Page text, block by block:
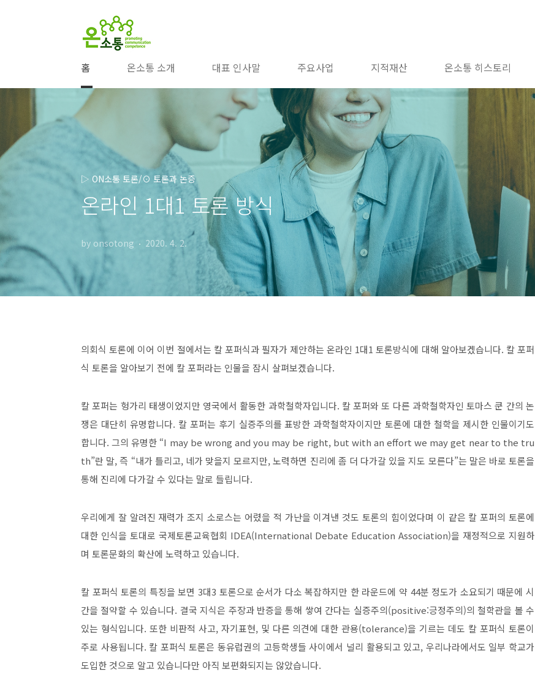
홈 온소통 소개 대표 인사말 주요사업 지적재산 온소통 히스토리
▷ ON소통 토론/⊙ 토론과 논증
온라인 1대1 토론 방식
by onsotong 2020. 4. 2.
의회식 토론에 이어 이번 절에서는 칼 포퍼식과 필자가 제안하는 온라인 1대1토론방식에 대해 알아보겠습니다. 칼 포퍼
식 토론을 알아보기 전에 칼 포퍼라는 인물을 잠시 살펴보겠습니다.
칼 포퍼는 헝가리 태생이었지만 영국에서 활동한 과학철학자입니다. 칼 포퍼와 또 다른 과학철학자인 토마스 쿤 간의 논
쟁은 대단히 유명합니다. 칼 포퍼는 후기 실증주의를 표방한 과학철학자이지만 토론에 대한 철학을 제시한 인물이기도
합니다.그의 유명한 “I may be wrong and you may be right, but with an effort we may get near to the tru
th”란 말,즉 “내가 틀리고, 네가 맞을지 모르지만,노력하면 진리에 좀 더 다가갈 있을 지도 모른다”는 말은 바로 토론을
통해 진리에 다가갈 수 있다는 말로 들립니다.
우리에게 잘 알려진 재력가 조지 소로스는 어렸을 적 가난을 이겨낸 것도 토론의 힘이었다며 이 같은 칼 포퍼의 토론에
대한 인식을 토대로 국제토론교육협회 IDEA(International Debate Education Association)을 재정적으로 지원하
며 토론문화의 확산에 노력하고 있습니다.
칼 포퍼식 토론의 특징을 보면 3대3 토론으로 순서가 다소 복잡하지만 한 라운드에 약 44분 정도가 소요되기 때문에 시
간을 절약할 수 있습니다. 결국 지식은 주장과 반증을 통해 쌓여 간다는 실증주의(positive:긍정주의)의 철학관을 볼 수
있는 형식입니다. 또한 비판적 사고, 자기표현, 및 다른 의견에 대한 관용(tolerance)을 기르는 데도 칼 포퍼식 토론이
주로 사용됩니다. 칼 포퍼식 토론은 동유럽권의 고등학생들 사이에서 널리 활용되고 있고, 우리나라에서도 일부 학교가
도입한 것으로 알고 있습니다만 아직 보편화되지는 않았습니다.